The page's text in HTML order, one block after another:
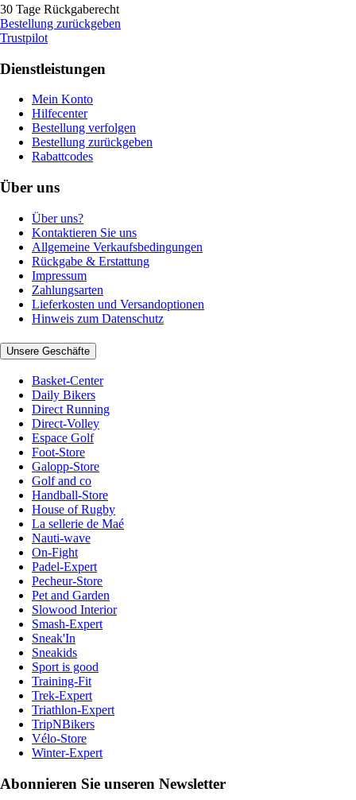
30 Tage Rückgaberecht
Bestellung zurückgeben
Trustpilot
Dienstleistungen
Mein Konto
Hilfecenter
Bestellung verfolgen
Bestellung zurückgeben
Rabattcodes
Über uns
Über uns?
Kontaktieren Sie uns
Allgemeine Verkaufsbedingungen
Rückgabe & Erstattung
Impressum
Zahlungsarten
Lieferkosten und Versandoptionen
Hinweis zum Datenschutz
Unsere Geschäfte
Basket-Center
Daily Bikers
Direct Running
Direct-Volley
Espace Golf
Foot-Store
Galopp-Store
Golf and co
Handball-Store
House of Rugby
La sellerie de Maé
Nauti-wave
On-Fight
Padel-Expert
Pecheur-Store
Pet and Garden
Slowood Interior
Smash-Expert
Sneak'In
Sneakids
Sport is good
Training-Fit
Trek-Expert
Triathlon-Expert
TripNBikers
Vélo-Store
Winter-Expert
Abonnieren Sie unseren Newsletter